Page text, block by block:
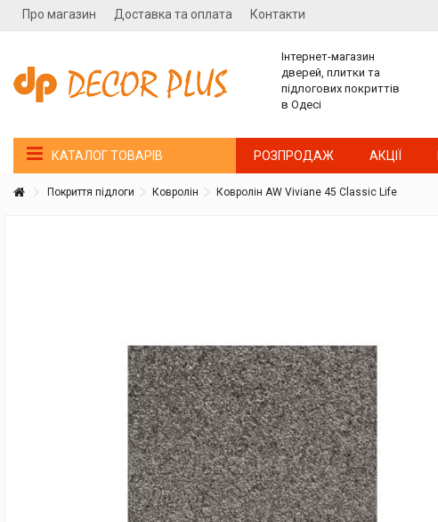
Про магазин Доставка та оплата Контакти
Інтернет-магазин
дверей, плитки та
підлогових покриттів
в Одесі
КАТАЛОГ ТОВАРІВ РОЗПРОДАЖ АКЦІЇ
Покриття підлоги Ковролін Ковролін AW Viviane 45 Classic Life